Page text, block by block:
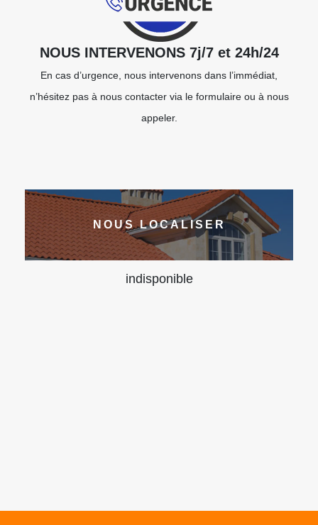
NOUS INTERVENONS 7j/7 et 24h/24
En cas d’urgence, nous intervenons dans l’immédiat,
n’hésitez pas à nous contacter via le formulaire ou à nous
appeler.
NOUS LOCALISER
indisponible